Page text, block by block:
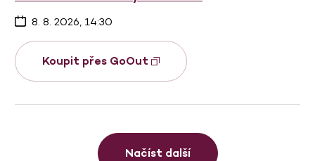
8. 8. 2026, 14:30
Koupit přes GoOut
Načíst další